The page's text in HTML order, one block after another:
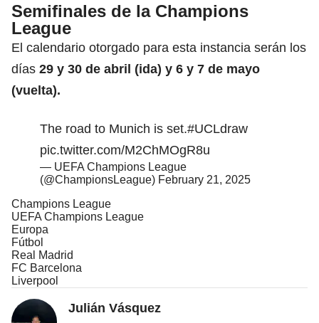
Semifinales de la Champions
League
El calendario otorgado para esta instancia serán los
días 29 y 30 de abril (ida) y 6 y 7 de mayo
(vuelta).
The road to Munich is set.#UCLdraw
pic.twitter.com/M2ChMOgR8u
— UEFA Champions League
(@ChampionsLeague) February 21, 2025
Champions League
UEFA Champions League
Europa
Fútbol
Real Madrid
FC Barcelona
Liverpool
Julián Vásquez